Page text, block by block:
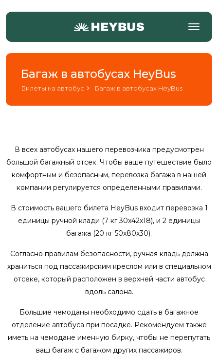
Багаж в автобусах HeyBus
Билеты на автобус Багаж в автобусах HeyBus
В всех автобусах нашего перевозчика предусмотрен
большой багажный отсек. Чтобы ваше путешествие было
комфортным и безопасным, перевозка багажа в нашей
компании регулируется определенными правилами.
В стоимость вашего билета HeyBus входит перевозка 1
единицы ручной клади (7 кг 30x42x18), и 2 единицы
багажа (20 кг 50x80x30).
Согласно правилам безопасности, ручная кладь должна
храниться под пассажирским креслом или в специальном
отсеке, который расположен в верхней части автобус
вдоль салона.
Большие чемоданы необходимо сдать в багажное
отделение автобуса при посадке. Рекомендуем также
иметь на чемодане именную бирку, чтобы не перепутать
ваш багаж с багажом других пассажиров.